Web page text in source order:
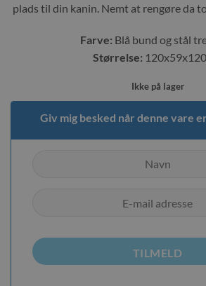
plads til din kanin. Nemt at rengøre da
Farve: Blå bund og stål
Størrelse:
Ikke på lager
Giv mig besked når denne vare
TILMELD